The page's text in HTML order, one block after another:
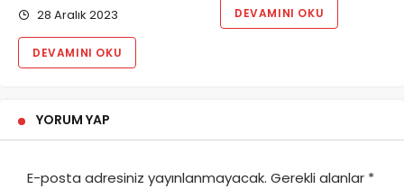
28 Aralık 2023
DEVAMINI OKU
DEVAMINI OKU
YORUM YAP
E-posta adresiniz yayınlanmayacak. Gerekli alanlar *